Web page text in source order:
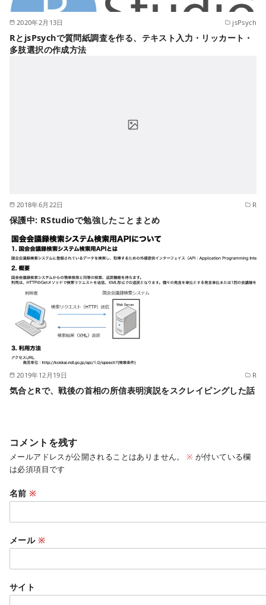
2020年2月13日 jsPsych
RとjsPsychで質問紙調査を作る、テキスト入力・リッカート・
多肢選択の作成方法
2018年6月22日 R
保護中: RStudioで勉強したことまとめ
2019年12月19日 R
気合とRで、戦後の首相の所信表明演説をスクレイピングした話
コメントを残す
メールアドレスが公開されることはありません。 ※ が付いている欄
は必須項目です
名前※
メール ※
サイト